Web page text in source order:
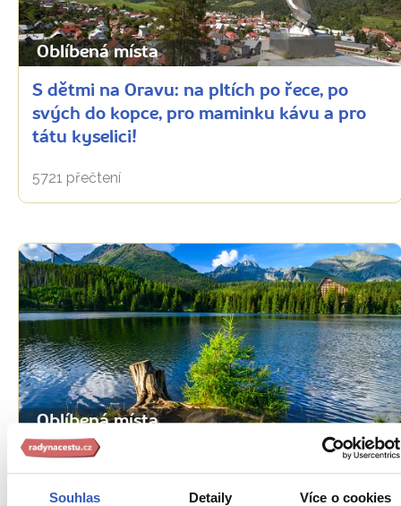
Souhlas Detaily Více o cookies
Oblíbená místa
S dětmi na Oravu: na pltích po řece, po
svých do kopce, pro maminku kávu a pro
tátu kyselici!
5721 přečtení
Oblíbená místa
Štrbské pleso: působivá klasika Vysokých